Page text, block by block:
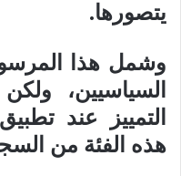
يتصورها.
وشمل هذا
السياسيين،
التمييز عند
هذه الفئة من